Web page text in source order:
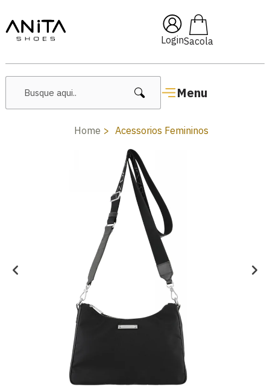
Login
Menu
🔥 Lançamentos Femininos
Home Acessorios Femininos